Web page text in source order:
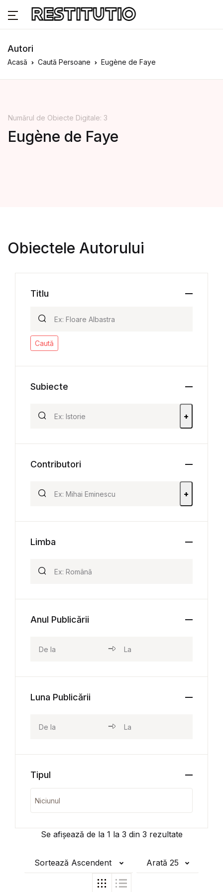
Autori
Acasă Caută Persoane Eugène de Faye
Numărul de Obiecte Digitale: 3
Eugène de Faye
Obiectele Autorului
Se afișează de la 1 la 3 din 3 rezultate
Sortează Ascendent Arată 25
Titlu
Caută
Subiecte
+
Contributori
+
Limba
Anul Publicării
Luna Publicării
Tipul